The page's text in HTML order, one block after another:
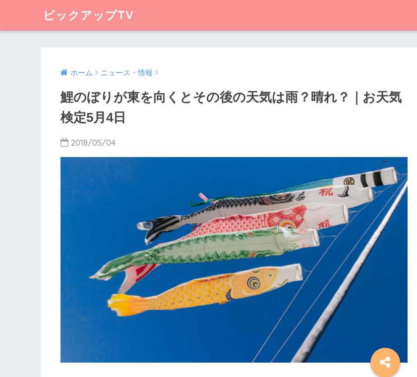
ピックアップTV
ホーム ニュース・情報
鯉のぼりが東を向くとその後の天気は雨？晴れ？｜お天気
検定5月4日
2018/05/04